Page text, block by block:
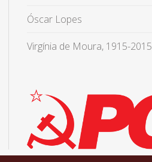
Óscar Lopes
Virgínia de Moura, 1915-2015